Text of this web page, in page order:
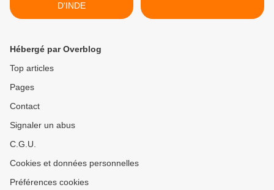
D'INDE
Hébergé par Overblog
Top articles
Pages
Contact
Signaler un abus
C.G.U.
Cookies et données personnelles
Préférences cookies